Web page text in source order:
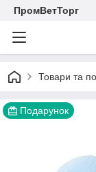
ПромВетТорг
Товари та
Подарунок